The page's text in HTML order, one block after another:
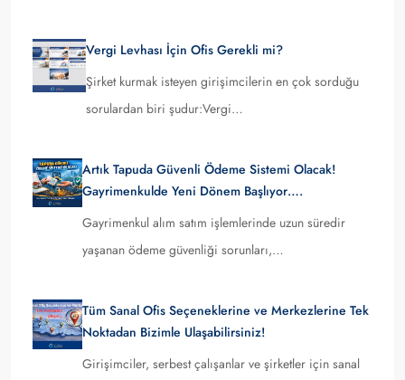
Vergi Levhası İçin Ofis Gerekli mi?
Şirket kurmak isteyen girişimcilerin en çok sorduğu
sorulardan biri şudur:Vergi…
Artık Tapuda Güvenli Ödeme Sistemi Olacak!
Gayrimenkulde Yeni Dönem Başlıyor….
Gayrimenkul alım satım işlemlerinde uzun süredir
yaşanan ödeme güvenliği sorunları,…
Tüm Sanal Ofis Seçeneklerine ve Merkezlerine Tek
Noktadan Bizimle Ulaşabilirsiniz!
Girişimciler, serbest çalışanlar ve şirketler için sanal